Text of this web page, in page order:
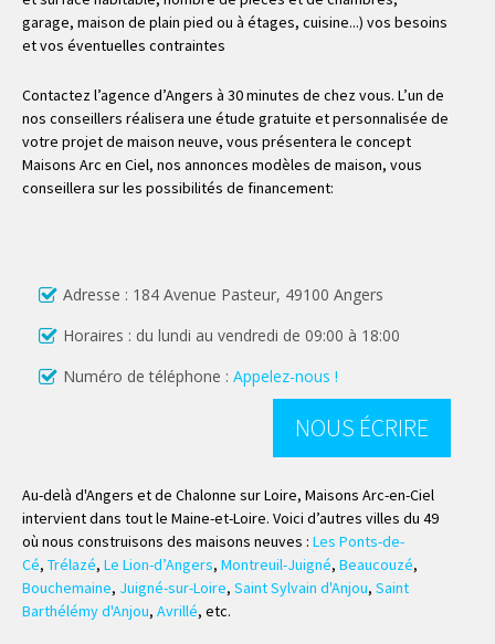
garage, maison de plain pied ou à étages, cuisine...) vos besoins
et vos éventuelles contraintes
Contactez l’agence d’Angers à 30 minutes de chez vous. L’un de
nos conseillers réalisera une étude gratuite et personnalisée de
votre projet de maison neuve, vous présentera le concept
Maisons Arc en Ciel, nos annonces modèles de maison, vous
conseillera sur les possibilités de financement:
Adresse : 184 Avenue Pasteur, 49100 Angers
Horaires : du lundi au vendredi de 09:00 à 18:00
Numéro de téléphone : Appelez-nous !
NOUS ÉCRIRE
Au-delà d'Angers et de Chalonne sur Loire, Maisons Arc-en-Ciel
intervient dans tout le Maine-et-Loire. Voici d’autres villes du 49
où nous construisons des maisons neuves : Les Ponts-de-
Cé, Trélazé, Le Lion-d’Angers, Montreuil-Juigné, Beaucouzé,
Bouchemaine, Juigné-sur-Loire, Saint Sylvain d'Anjou, Saint
Barthélémy d'Anjou, Avrillé, etc.